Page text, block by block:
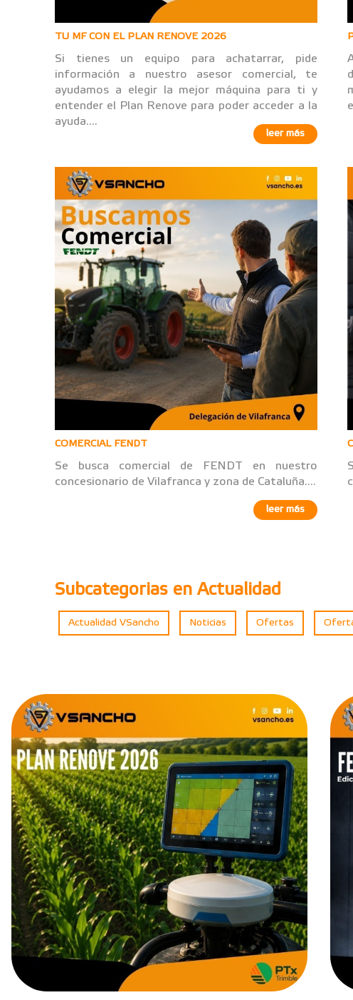
TU MF CON EL PLAN RENOVE 2026
Si tienes un equipo para achatarrar, pide
información a nuestro asesor comercial, te
ayudamos a elegir la mejor máquina para ti y
entender el Plan Renove para poder acceder a la
ayuda....
leer más
COMERCIAL FENDT
Se busca comercial de FENDT en nuestro
concesionario de Vilafranca y zona de Cataluña....
leer más
Subcategorias en Actualidad
Actualidad VSancho Noticias Ofertas